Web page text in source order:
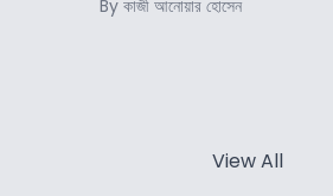
By কাজী আনোয়ার হোসেন
View All